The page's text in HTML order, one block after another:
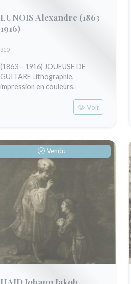
LUNOIS Alexandre (1863
1916)
310
(1863 – 1916) JOUEUSE DE
GUITARE Lithographie,
impression en couleurs.
Voir
Vendu
HAID Johann Jakob